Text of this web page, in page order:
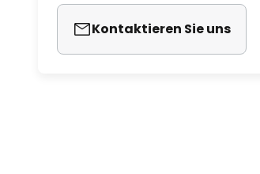
Kontaktieren Sie uns